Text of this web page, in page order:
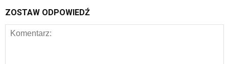
ZOSTAW ODPOWIEDŹ